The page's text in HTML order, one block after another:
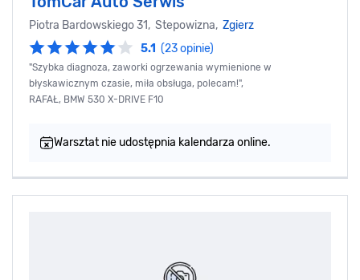
Piotra Bardowskiego 31, Stepowizna, Zgierz
5.1 (23 opinie)
"Szybka diagnoza, zaworki ogrzewania wymienione w
błyskawicznym czasie, miła obsługa, polecam!",
RAFAŁ, BMW 530 X-DRIVE F10
Warsztat nie udostępnia kalendarza online.